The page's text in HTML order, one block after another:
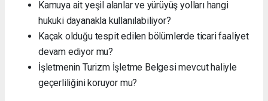
Kamuya ait yeşil alanlar ve yürüyüş yolları hangi
hukuki dayanakla kullanılabiliyor?
Kaçak olduğu tespit edilen bölümlerde ticari faaliyet
devam ediyor mu?
İşletmenin Turizm İşletme Belgesi mevcut haliyle
geçerliliğini koruyor mu?